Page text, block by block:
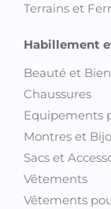
Terrains et
Habillement
Beauté et
Chaussures
Equipements
Montres et
Sacs et
Vêtements
Vêtements